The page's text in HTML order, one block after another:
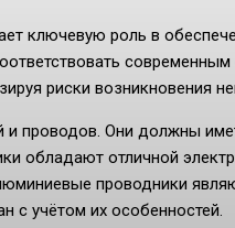
ключевую роль в
современным
риски возникновения
проводов. Они должны
обладают отличной
проводники
с учётом их особенностей.